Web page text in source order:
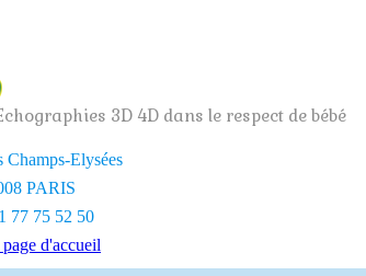
3D 4D dans le respect de bébé
Champs-Elysées
PARIS
77 75 52 50
d'accueil